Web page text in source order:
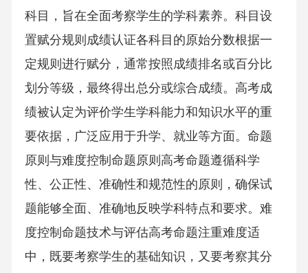
科目，旨在全面考察学生的学科素养。科目设
置赋分规则成绩认证各科目的原始分数根据一
定规则进行赋分，通常按照成绩排名或百分比
划分等级，最终得出总分或综合成绩。高考成
绩被认定为评价学生学科能力和知识水平的重
要依据，广泛应用于升学、就业等方面。命题
原则与难度控制命题原则高考命题遵循科学
性、公正性、准确性和规范性的原则，确保试
题能够全面、准确地反映学科特点和要求。难
度控制命题技术与评估高考命题注重难度适
中，既要考察学生的基础知识，又要考察其分